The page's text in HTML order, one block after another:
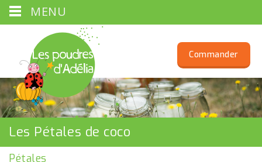
Commander
Les Pétales de coco
Pétales
MENU